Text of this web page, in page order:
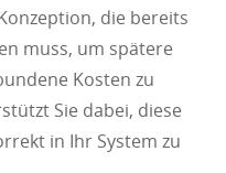
die bereits
muss, um spätere
Kosten zu
Sie dabei, diese
in Ihr System zu